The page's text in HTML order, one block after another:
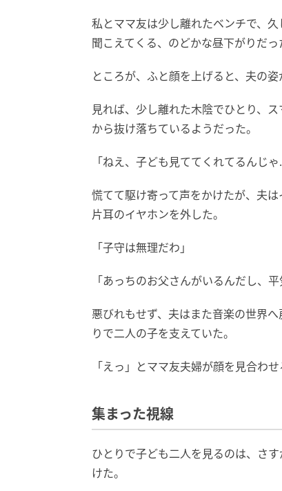
私とママ友は少し離れたベンチで、
聞こえてくる、のどかな昼下がりだっ
ところが、ふと顔を上げると、夫の姿
見れば、少し離れた木陰でひとり、
から抜け落ちているようだった。
「ねえ、子ども見ててくれてるんじゃ
慌てて駆け寄って声をかけたが、夫
片耳のイヤホンを外した。
「子守は無理だわ」
「あっちのお父さんがいるんだし、平
悪びれもせず、夫はまた音楽の世界
りで二人の子を支えていた。
「えっ」とママ友夫婦が顔を見合わ
集まった視線
ひとりで子ども二人を見るのは、さ
けた。